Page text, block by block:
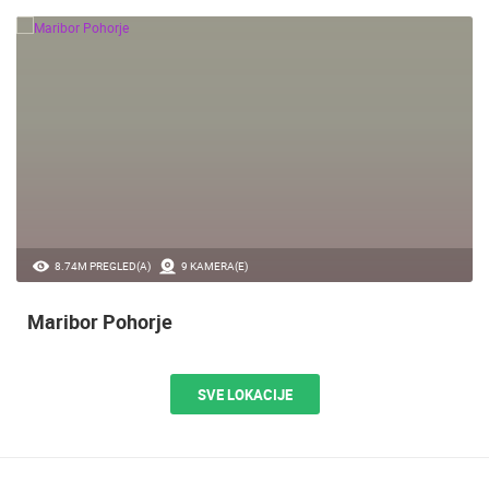
8.74M PREGLED(A) 9 KAMERA(E)
Maribor Pohorje
SVE LOKACIJE